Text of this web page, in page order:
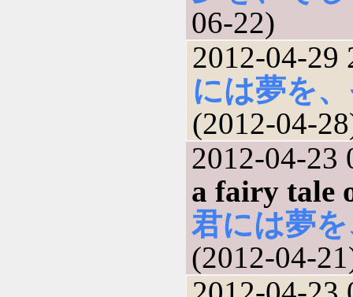
06-22)
2012-04-29
には夢を
(2012-04-
2012-04-23
a fairy tale
君には夢
(2012-04-